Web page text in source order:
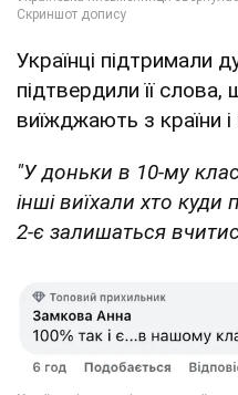
Українці підтримали
підтвердили її
виїжджають з країни
"У доньки в 10-му
інші виїхали хто куди
2-є залишаться